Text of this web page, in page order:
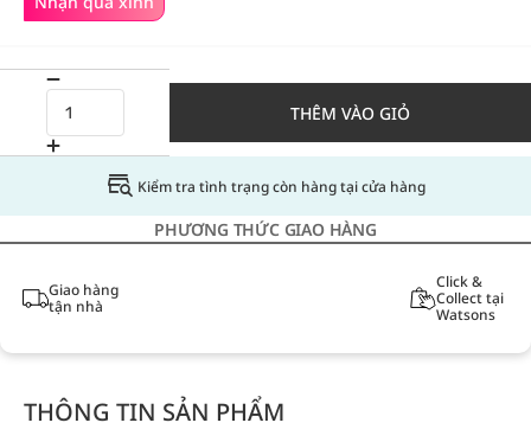
THÊM VÀO GIỎ
Kiểm tra tình trạng còn hàng tại cửa hàng
PHƯƠNG THỨC GIAO HÀNG
Giao hàng
tận nhà
Click &
Collect tại
Watsons
THÔNG TIN SẢN PHẨM